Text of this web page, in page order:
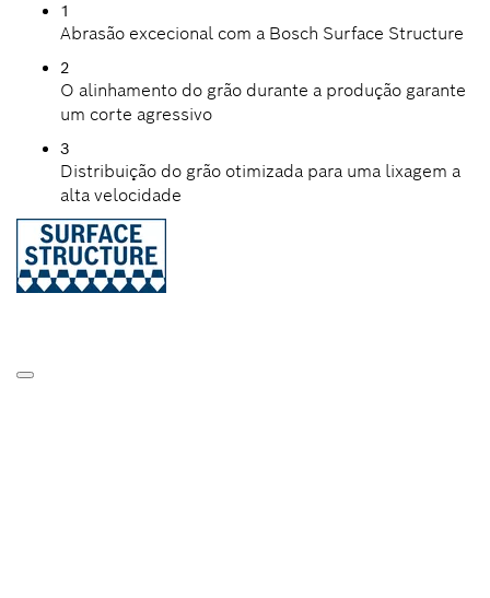
1
Abrasão excecional com a Bosch Surface Structure
2
O alinhamento do grão durante a produção garante
um corte agressivo
3
Distribuição do grão otimizada para uma lixagem a
alta velocidade